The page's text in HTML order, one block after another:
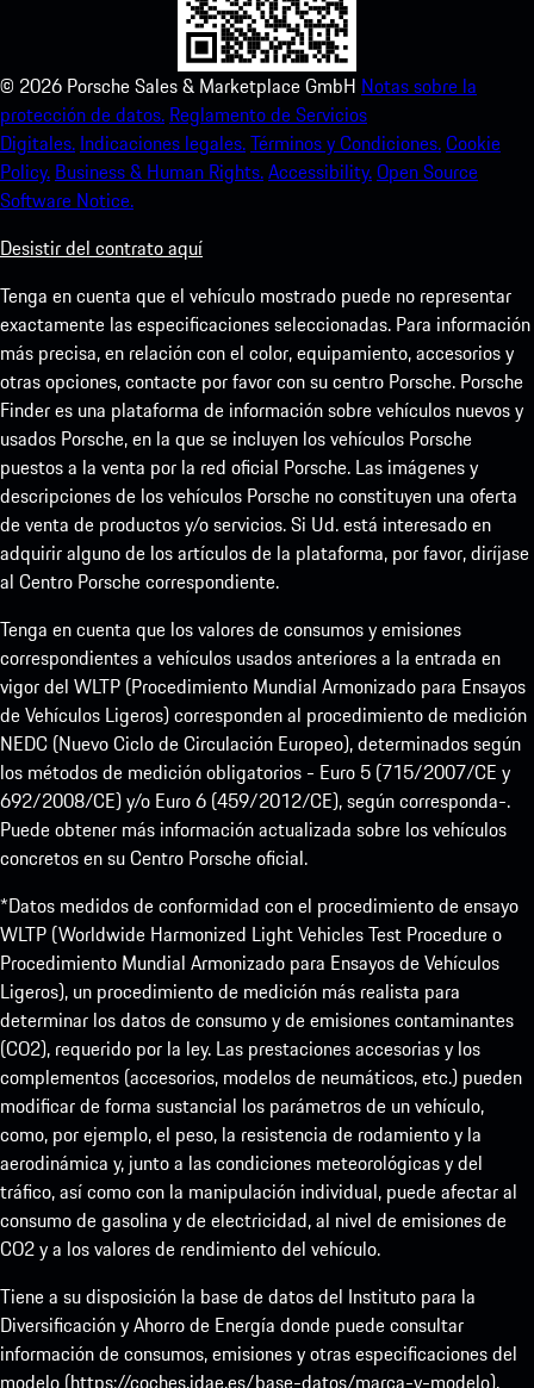
© 2026 Porsche Sales & Marketplace GmbH Notas sobre la
protección de datos. Reglamento de Servicios
Digitales. Indicaciones legales.Términos y Condiciones.Cookie
Policy. Business & Human Rights.Accessibility.Open Source
Software Notice.
Desistir del contrato aquí
Tenga en cuenta que el vehículo mostrado puede no representar
exactamente las especificaciones seleccionadas. Para información
más precisa, en relación con el color, equipamiento, accesorios y
otras opciones, contacte por favor con su centro Porsche. Porsche
Finder es una plataforma de información sobre vehículos nuevos y
usados Porsche, en la que se incluyen los vehículos Porsche
puestos a la venta por la red oficial Porsche. Las imágenes y
descripciones de los vehículos Porsche no constituyen una oferta
de venta de productos y/o servicios. Si Ud. está interesado en
adquirir alguno de los artículos de la plataforma, por favor, diríjase
al Centro Porsche correspondiente.
Tenga en cuenta que los valores de consumos y emisiones
correspondientes a vehículos usados anteriores a la entrada en
vigor del WLTP (Procedimiento Mundial Armonizado para Ensayos
de Vehículos Ligeros) corresponden al procedimiento de medición
NEDC (Nuevo Ciclo de Circulación Europeo), determinados según
los métodos de medición obligatorios - Euro 5 (715/2007/CE y
692/2008/CE) y/o Euro 6 (459/2012/CE), según corresponda-.
Puede obtener más información actualizada sobre los vehículos
concretos en su Centro Porsche oficial.
*Datos medidos de conformidad con el procedimiento de ensayo
WLTP (Worldwide Harmonized Light Vehicles Test Procedure o
Procedimiento Mundial Armonizado para Ensayos de Vehículos
Ligeros), un procedimiento de medición más realista para
determinar los datos de consumo y de emisiones contaminantes
(CO2), requerido por la ley. Las prestaciones accesorias y los
complementos (accesorios, modelos de neumáticos, etc.) pueden
modificar de forma sustancial los parámetros de un vehículo,
como, por ejemplo, el peso, la resistencia de rodamiento y la
aerodinámica y, junto a las condiciones meteorológicas y del
tráfico, así como con la manipulación individual, puede afectar al
consumo de gasolina y de electricidad, al nivel de emisiones de
CO2 y a los valores de rendimiento del vehículo.
Tiene a su disposición la base de datos del Instituto para la
Diversificación y Ahorro de Energía donde puede consultar
información de consumos, emisiones y otras especificaciones del
modelo (https://coches.idae.es/base-datos/marca-y-modelo).